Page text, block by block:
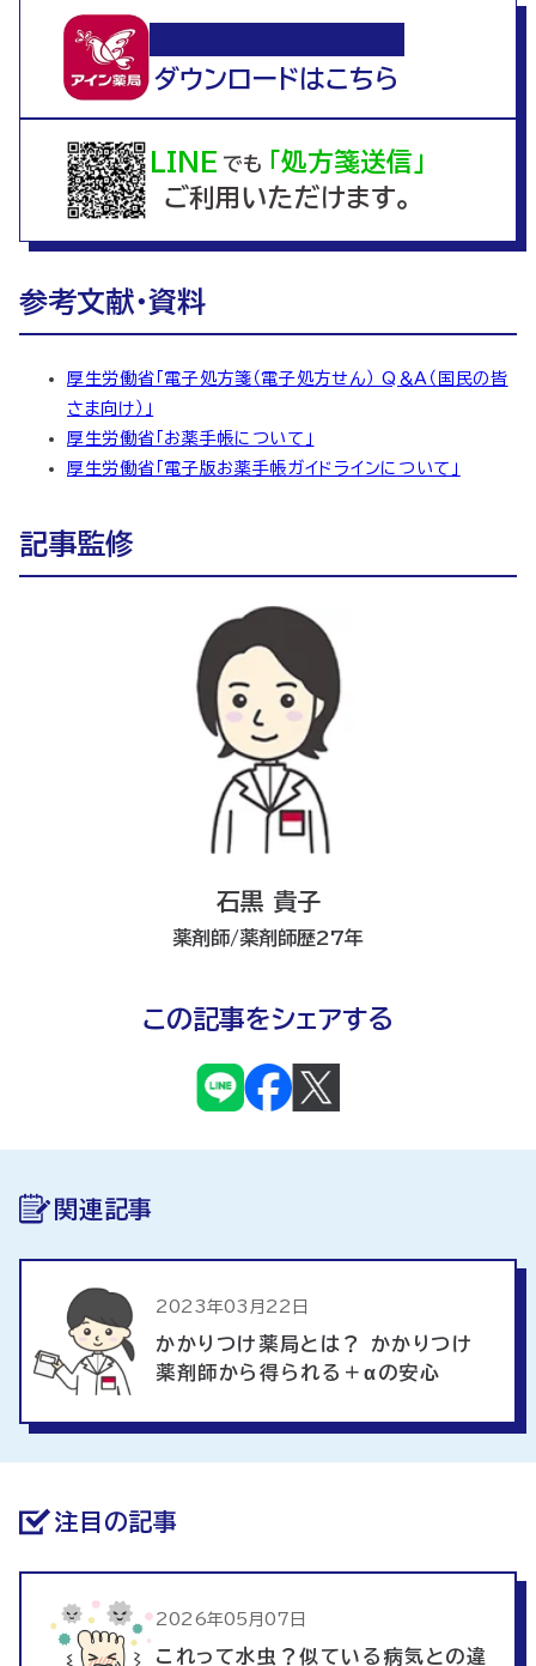
ダウンロードはこちら
LINE でも
「処方箋送信」
ご利用いただけます。
参考文献・資料
厚生労働省「電子処方箋（電子処方せん） Q＆A（国民の皆
さま向け）」
厚生労働省「お薬手帳について」
厚生労働省「電子版お薬手帳ガイドラインについて」
記事監修
石黒 貴子
薬剤師/薬剤師歴27年
この記事をシェアする
関連記事
かかりつけ薬局とは？ かかりつけ
薬剤師から得られる＋αの安心
2023年03月22日
注目の記事
これって水虫？似ている病気との違
2026年05月07日